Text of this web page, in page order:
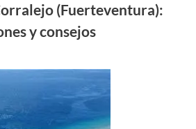
(Fuerteventura):
y consejos